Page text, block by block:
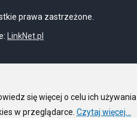
prawa zastrzeżone.
LinkNet.pl
się więcej o celu ich używania
w przeglądarce. Czytaj więcej...